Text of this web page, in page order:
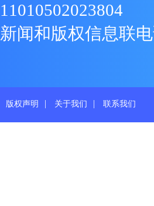
11010502023804
新闻和版权信息联
版权声明 | 关于我们 | 联系我们